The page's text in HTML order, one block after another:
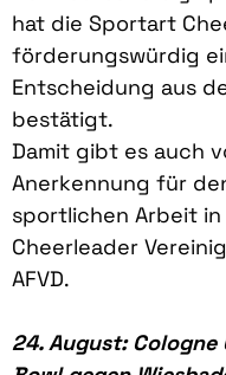
hat die Sportart
förderungswürdig
Entscheidung aus
bestätigt.
Damit gibt es auch
Anerkennung für
sportlichen Arbeit
Cheerleader
AFVD.
24. August: